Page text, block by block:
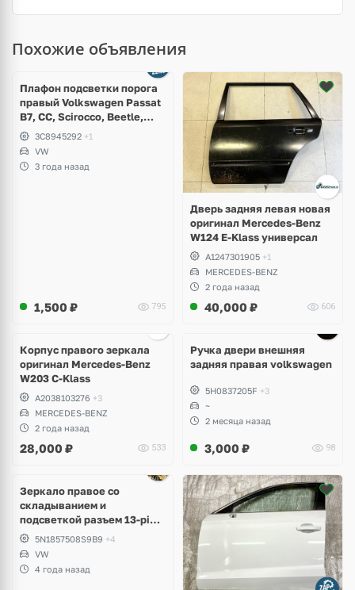
Похожие объявления
Плафон подсветки порога
правый Volkswagen Passat
B7, CC, Scirocco, Beetle,
Jetta3C8945292 +1
VW
3 года назад
1,500 ₽ 795
Дверь задняя левая новая
оригинал Mercedes-Benz
W124 E-Klass универсал
A1247301905 +1
MERCEDES-BENZ
2 года назад
40,000 ₽ 606
Корпус правого зеркала
оригинал Mercedes-Benz
W203 C-Klass
A2038103276 +3
MERCEDES-BENZ
2 года назад
28,000 ₽ 533
Ручка двери внешняя
задняя правая volkswagen
5H0837205F +3
~
2 месяца назад
3,000 ₽ 98
Зеркало правое со
складыванием и
подсветкой разъем 13-pin
Volkswagen Tiguan 1
5N1857508S9B9 +4
VW
4 года назад